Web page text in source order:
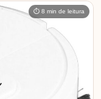
⏱ 8 min de leitura